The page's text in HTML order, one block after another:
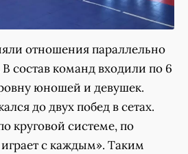
отношения параллельно
В состав команд входили по 6
юношей и девушек.
до двух побед в сетах.
круговой системе, по
с каждым». Таким